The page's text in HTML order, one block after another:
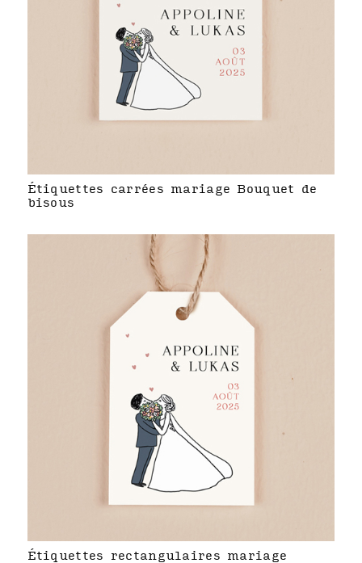
Étiquettes carrées mariage Bouquet de
bisous
Étiquettes rectangulaires mariage